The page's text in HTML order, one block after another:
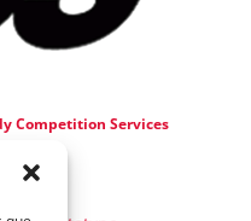
Competition Services